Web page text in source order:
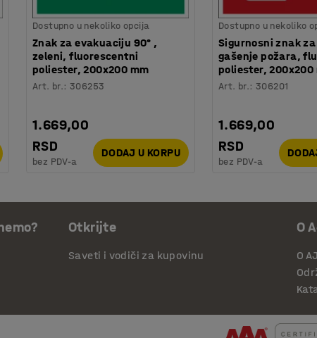
Dostupno u nekoliko opcija
Znak za evakuaciju 90° ,
zeleni, fluorescentni
poliester, 200x200 mm
Art. br.:306253
1.669,00
RSD
bez PDV-a
DODAJ U KORPU
Dostupno u nekoliko
Sigurnosni znak
gašenje požara,
poliester, 200x200
Art. br.:306201
1.669,00
RSD
bez PDV-a
Otkrijte
Saveti i vodiči za kupovinu
O
O